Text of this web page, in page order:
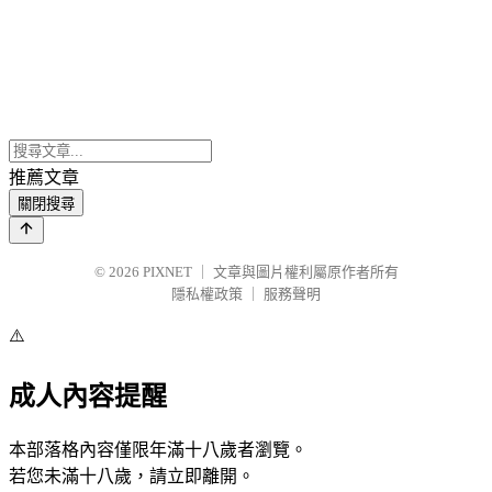
推薦文章
關閉搜尋
© 2026 PIXNET
文章與圖片權利屬原作者所有
隱私權政策
服務聲明
⚠️
成人內容提醒
本部落格內容僅限年滿十八歲者瀏覽。
若您未滿十八歲，請立即離開。